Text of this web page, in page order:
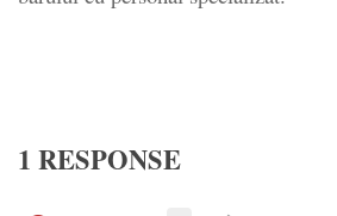
1 RESPONSE